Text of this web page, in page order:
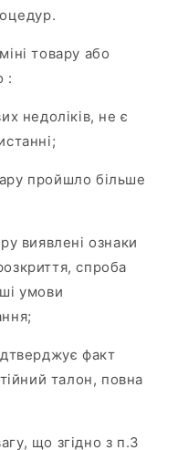
товару або
:
недоліків, не є
пройшло більше
виявлені ознаки
спроба
умови
факт
талон, повна
що згідно з п.3